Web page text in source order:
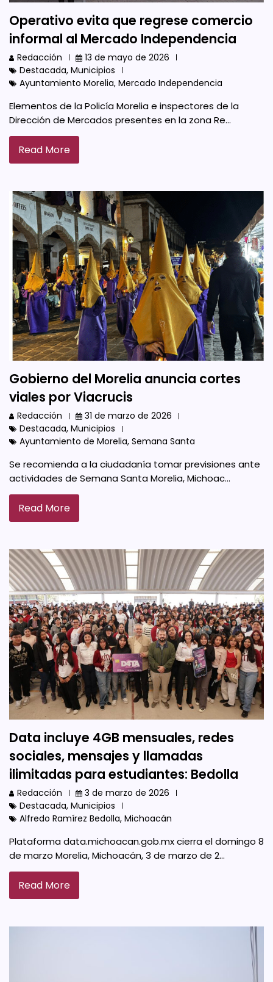
Operativo evita que regrese comercio
informal al Mercado Independencia
Redacción
13 de mayo de 2026
Destacada, Municipios
Ayuntamiento Morelia, Mercado Independencia
Elementos de la Policía Morelia e inspectores de la
Dirección de Mercados presentes en la zona Re…
Read More
Gobierno del Morelia anuncia cortes
viales por Viacrucis
Redacción
31 de marzo de 2026
Destacada, Municipios
Ayuntamiento de Morelia, Semana Santa
Se recomienda a la ciudadanía tomar previsiones ante
actividades de Semana Santa Morelia, Michoac…
Read More
Data incluye 4GB mensuales, redes
sociales, mensajes y llamadas
ilimitadas para estudiantes: Bedolla
Redacción
3 de marzo de 2026
Destacada, Municipios
Alfredo Ramírez Bedolla, Michoacán
Plataforma data.michoacan.gob.mx cierra el domingo 8
de marzo Morelia, Michoacán, 3 de marzo de 2…
Read More